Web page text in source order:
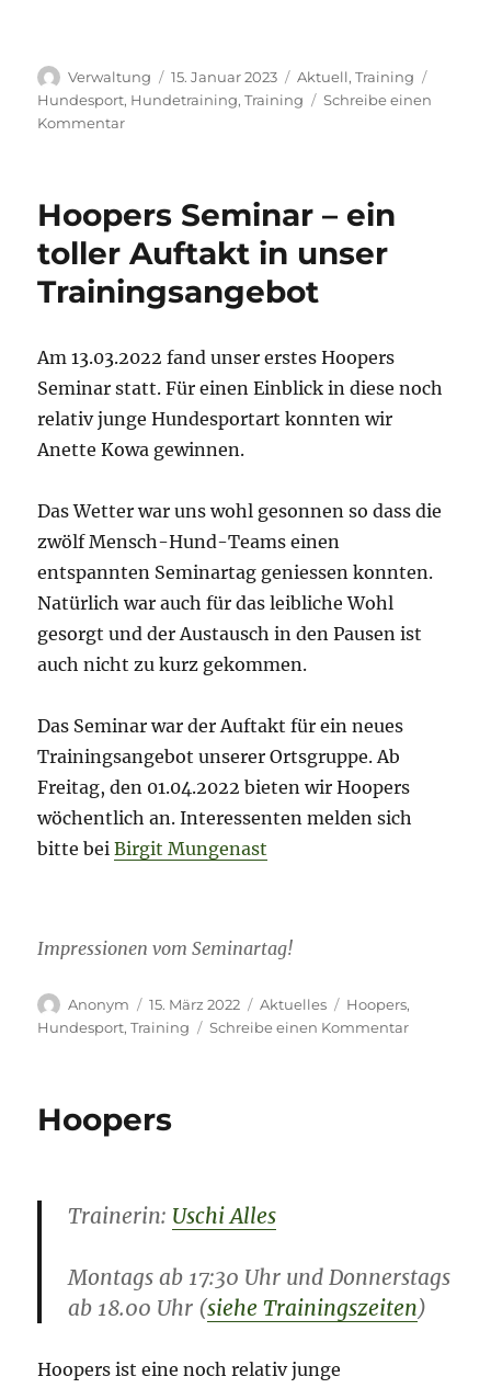
Autor
Verwaltung
Veröffentlicht
am
15. Januar 2023 Kategorien
Aktuell,Training
Hundesport, Hundetraining,Training
Schreibe einen
Kommentarzu
Hoopers Seminar – ein
toller Auftakt in unser
Trainingsangebot
Am 13.03.2022 fand unser erstes Hoopers
Seminar statt. Für einen Einblick in diese noch
relativ junge Hundesportart konnten wir
Anette Kowa gewinnen.
Das Wetter war uns wohl gesonnen so dass die
zwölf Mensch-Hund-Teams einen
entspannten Seminartag geniessen konnten.
Natürlich war auch für das leibliche Wohl
gesorgt und der Austausch in den Pausen ist
auch nicht zu kurz gekommen.
Das Seminar war der Auftakt für ein neues
Trainingsangebot unserer Ortsgruppe. Ab
Freitag, den 01.04.2022 bieten wir Hoopers
wöchentlich an. Interessenten melden sich
bitte beiBirgit Mungenast
Impressionen vom Seminartag!
Autor
Anonym
Veröffentlicht
am
15. März 2022 Kategorien
Aktuelles Schlagwörter
Hoopers,
Hundesport,Training Schreibe einen Kommentarzu
Hoopers
Trainerin: Uschi Alles
Montags ab 17:30 Uhr und Donnerstags
ab 18.00 Uhr (siehe Trainingszeiten)
Hoopers ist eine noch relativ junge